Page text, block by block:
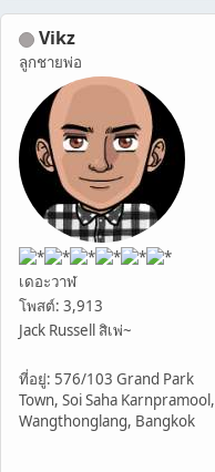
Vikz
ลูกชายพ่อ
เดอะวาฬ
โพสต์: 3,913
Jack Russell สิเพ่~
ที่อยู่: 576/103 Grand Park
Town, Soi Saha Karnpramool,
Wangthonglang, Bangkok